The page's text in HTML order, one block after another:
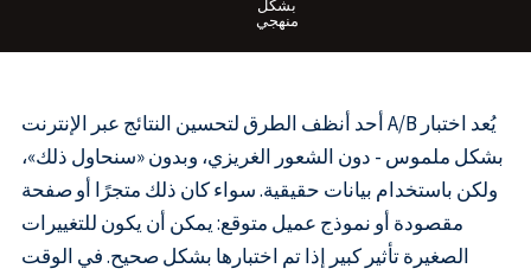
يُعد اختبار A/B أحد أنظف الطرق لتحسين النتائج عبر الإنترنت
بشكل ملموس - دون الشعور الغريزي، وبدون «سنحاول ذلك»،
ولكن باستخدام بيانات حقيقية. سواء كان ذلك متجرًا أو صفحة
مقصودة أو نموذج عميل متوقع: يمكن أن يكون للتغييرات
الصغيرة تأثير كبير إذا تم اختبارها بشكل صحيح. في الوقت